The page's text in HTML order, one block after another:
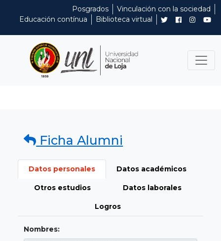
Posgrados
Vinculación con la sociedad
Educación contínua
Biblioteca virtual
Ficha Alumni
Datos personales Datos académicos
Otros estudios Datos laborales
Logros
Nombres: